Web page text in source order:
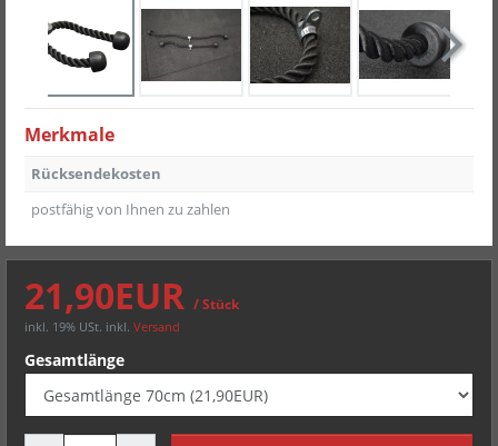

Merkmale
Rücksendekosten
postfähig von Ihnen zu zahlen
21,90EUR / Stück
inkl. 19% USt. inkl. Versand
Gesamtlänge